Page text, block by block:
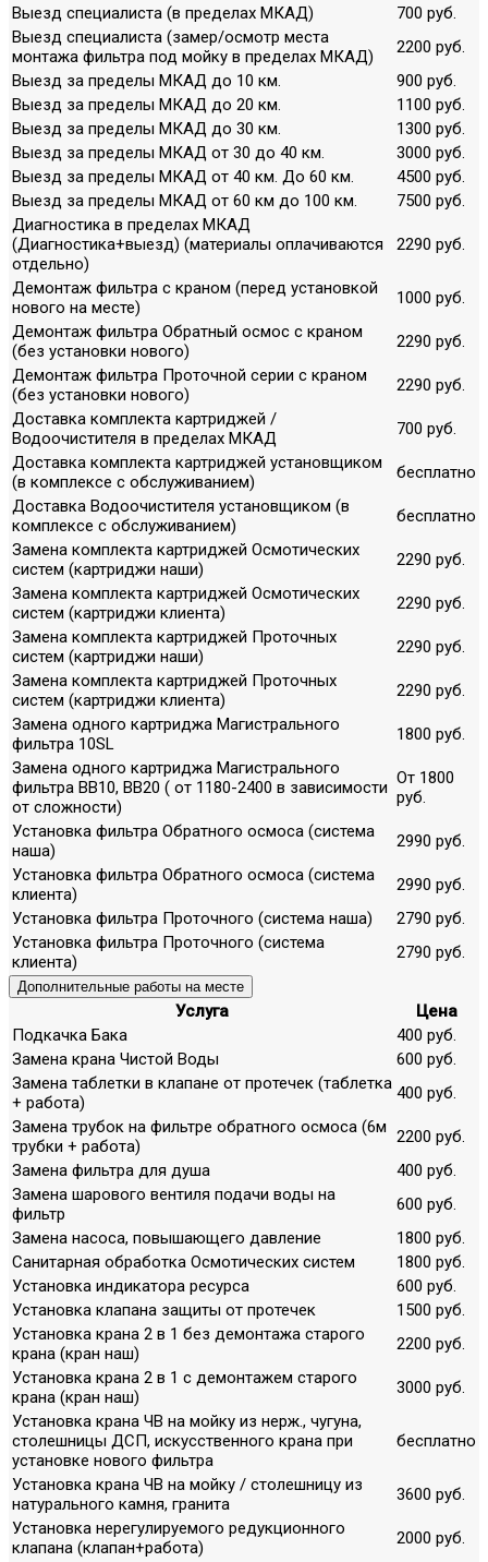
Выезд специалиста (в пределах МКАД)
700 руб.
Выезд специалиста (замер/осмотр места
монтажа фильтра под мойку в пределах МКАД)
2200 руб.
Выезд за пределы МКАД до 10 км.
900 руб.
Выезд за пределы МКАД до 20 км.
1100 руб.
Выезд за пределы МКАД до 30 км.
1300 руб.
Выезд за пределы МКАД от 30 до 40 км.
3000 руб.
Выезд за пределы МКАД от 40 км. До 60 км.
4500 руб.
Выезд за пределы МКАД от 60 км до 100 км.
7500 руб.
Диагностика в пределах МКАД
(Диагностика+выезд) (материалы оплачиваются
отдельно)
2290 руб.
Демонтаж фильтра с краном (перед установкой
нового на месте)
1000 руб.
Демонтаж фильтра Обратный осмос с краном
(без установки нового)
2290 руб.
Демонтаж фильтра Проточной серии с краном
(без установки нового)
2290 руб.
Доставка комплекта картриджей /
Водоочистителя в пределах МКАД
700 руб.
Доставка комплекта картриджей установщиком
(в комплексе с обслуживанием)
бесплатно
Доставка Водоочистителя установщиком (в
комплексе с обслуживанием)
бесплатно
Замена комплекта картриджей Осмотических
систем (картриджи наши)
2290 руб.
Замена комплекта картриджей Осмотических
систем (картриджи клиента)
2290 руб.
Замена комплекта картриджей Проточных
систем (картриджи наши)
2290 руб.
Замена комплекта картриджей Проточных
систем (картриджи клиента)
2290 руб.
Замена одного картриджа Магистрального
фильтра 10SL
1800 руб.
Замена одного картриджа Магистрального
фильтра ВВ10, ВВ20 ( от 1180-2400 в зависимости
от сложности)
От 1800
руб.
Установка фильтра Обратного осмоса (система
наша)
2990 руб.
Установка фильтра Обратного осмоса (система
клиента)
2990 руб.
Установка фильтра Проточного (система наша)
2790 руб.
Установка фильтра Проточного (система
клиента)
2790 руб.
Дополнительные работы на месте
Услуга
Цена
Подкачка Бака
400 руб.
Замена крана Чистой Воды
600 руб.
Замена таблетки в клапане от протечек (таблетка
+ работа)
400 руб.
Замена трубок на фильтре обратного осмоса (6м
трубки + работа)
2200 руб.
Замена фильтра для душа
400 руб.
Замена шарового вентиля подачи воды на
фильтр
600 руб.
Замена насоса, повышающего давление
1800 руб.
Санитарная обработка Осмотических систем
1800 руб.
Установка индикатора ресурса
600 руб.
Установка клапана защиты от протечек
1500 руб.
Установка крана 2 в 1 без демонтажа старого
крана (кран наш)
2200 руб.
Установка крана 2 в 1 с демонтажем старого
крана (кран наш)
3000 руб.
Установка крана ЧВ на мойку из нерж., чугуна,
столешницы ДСП, искусственного крана при
установке нового фильтра
бесплатно
Установка крана ЧВ на мойку / столешницу из
натурального камня, гранита
3600 руб.
Установка нерегулируемого редукционного
клапана (клапан+работа)
2000 руб.